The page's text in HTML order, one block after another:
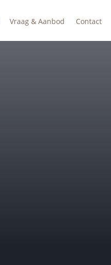
Vraag & Aanbod Contact